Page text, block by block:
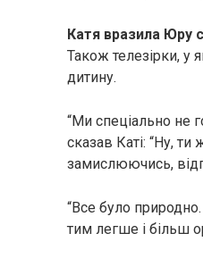
Катя вразила Юру
Також телезірки, у
дитину.
“Ми спеціально не
сказав Каті: “Ну,
замислюючись,
“Все було
тим легше і більш